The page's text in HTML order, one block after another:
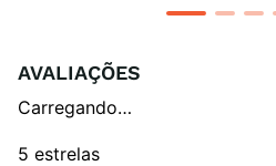
AVALIAÇÕES
Carregando…
5 estrelas